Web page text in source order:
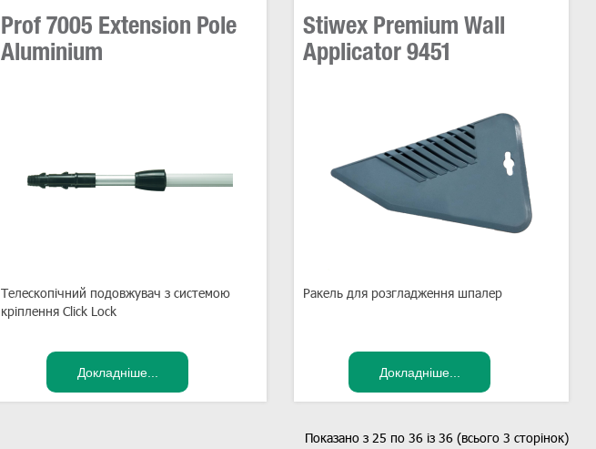
Prof 7005 Extension Pole
Aluminium
Телескопічний подовжувач з системою
кріплення Click Lock
Stiwex Premium Wall
Applicator 9451
Ракель для розгладження шпалер
Показано з 25 по 36 із 36 (всього 3 сторінок)